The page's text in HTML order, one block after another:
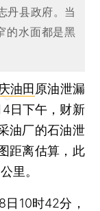
丹县政府。当
的水面都是黑
油田 原油泄漏
日下午，财新
油厂的石油泄
距离估算，此
里。
10时42分，